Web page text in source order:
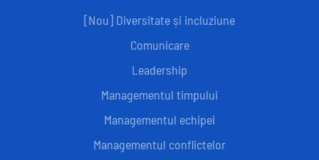
[Nou] Diversitate și incluziune
Comunicare
Leadership
Managementul timpului
Managementul echipei
Managementul conflictelor